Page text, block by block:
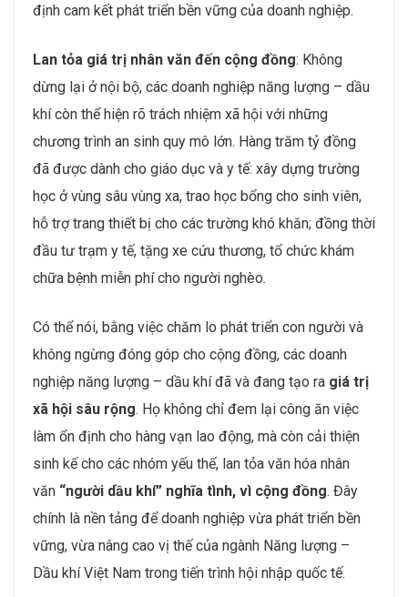
định cam kết phát triển bền vững của doanh nghiệp.
Lan tỏa giá trị nhân văn đến cộng đồng: Không
dừng lại ở nội bộ, các doanh nghiệp năng lượng – dầu
khí còn thể hiện rõ trách nhiệm xã hội với những
chương trình an sinh quy mô lớn. Hàng trăm tỷ đồng
đã được dành cho giáo dục và y tế: xây dựng trường
học ở vùng sâu vùng xa, trao học bổng cho sinh viên,
hỗ trợ trang thiết bị cho các trường khó khăn; đồng thời
đầu tư trạm y tế, tặng xe cứu thương, tổ chức khám
chữa bệnh miễn phí cho người nghèo.
Có thể nói, bằng việc chăm lo phát triển con người và
không ngừng đóng góp cho cộng đồng, các doanh
nghiệp năng lượng – dầu khí đã và đang tạo ra giá trị
xã hội sâu rộng. Họ không chỉ đem lại công ăn việc
làm ổn định cho hàng vạn lao động, mà còn cải thiện
sinh kế cho các nhóm yếu thế, lan tỏa văn hóa nhân
văn “người dầu khí” nghĩa tình, vì cộng đồng. Đây
chính là nền tảng để doanh nghiệp vừa phát triển bền
vững, vừa nâng cao vị thế của ngành Năng lượng –
Dầu khí Việt Nam trong tiến trình hội nhập quốc tế.